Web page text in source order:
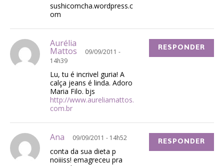
sushicomcha.wordpress.c
om
Aurélia
Mattos
09/09/2011 -
14h39
Lu, tu é incrivel guria! A
calça jeans é linda. Adoro
Maria Filo. bjs
http://www.aureliamattos.
com.br
RESPONDER
Ana 09/09/2011 - 14h52
conta da sua dieta p
noiiiss! emagreceu pra
RESPONDER